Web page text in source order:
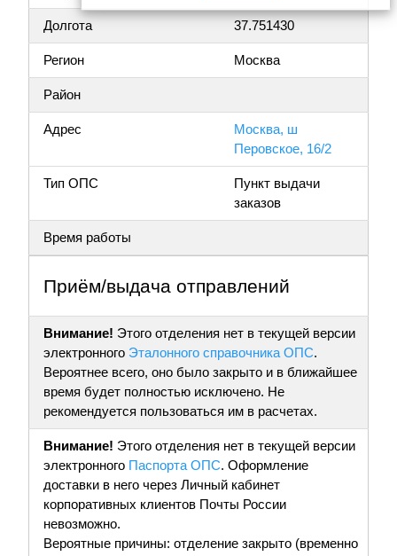
Долгота 37.751430
Регион Москва
Район
Адрес
Москва, ш
Перовское, 16/2
Тип ОПС
Пункт выдачи
заказов
Время работы
Приём/выдача отправлений
Внимание! Этого отделения нет в текущей версии
электронного Эталонного справочника ОПС.
Вероятнее всего, оно было закрыто и в ближайшее
время будет полностью исключено. Не
рекомендуется пользоваться им в расчетах.
Внимание! Этого отделения нет в текущей версии
электронного Паспорта ОПС. Оформление
доставки в него через Личный кабинет
корпоративных клиентов Почты России
невозможно.
Вероятные причины: отделение закрыто (временно